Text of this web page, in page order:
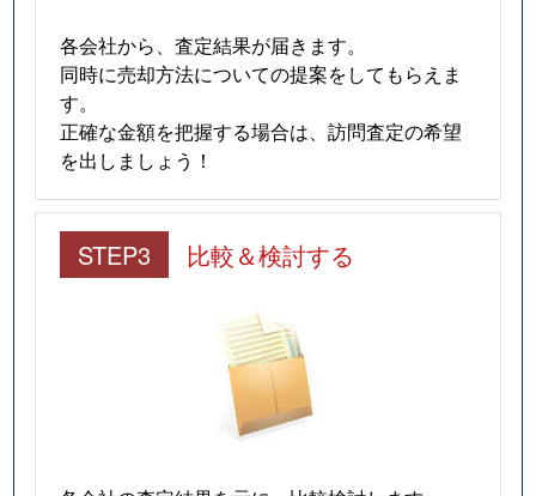
各会社から、査定結果が届きます。
同時に売却方法についての提案をしてもらえま
す。
正確な金額を把握する場合は、訪問査定の希望
を出しましょう！
STEP3 比較＆検討する